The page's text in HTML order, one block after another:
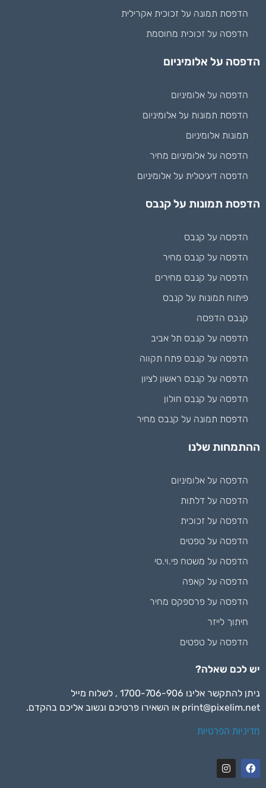
הדפסת תמונה על זכוכית אקרילית
הדפסה על זכוכית מחוסמת
הדפסה על אלומיניום
הדפסה על אלומיניום
הדפסת תמונות על אלומיניום
תמונות אלומיניום
הדפסה על אלומיניום מחיר
הדפסה דיגיטלית על אלומיניום
הדפסת תמונות על קנבס
הדפסה על קנבס
הדפסה על קנבס מחיר
הדפסה על קנבס מחירים
פיתוח תמונות על קנבס
קנבס הדפסה
הדפסה על קנבס תל אביב
הדפסה על קנבס פתח תקווה
הדפסה על קנבס ראשון לציון
הדפסה על קנבס חולון
הדפסת תמונה על קנבס מחיר
ההתמחות שלנו
הדפסה על אלומיניום
הדפסה על דלתות
הדפסה על זכוכית
הדפסה על טפטים
הדפסה על משטח פי.וי.סי
הדפסה על קאפה
הדפסה על פרספקס מחיר
חיתוך לייזר
הדפסה על טפטים
יש לכם שאלה?
ניתן להתקשר אלינו 1700-706-906 , לשלוח מייל
print@pixelim.net או השאירו פרטיכם ונשוב אליכם בהקדם.
מדיניות הפרטיות